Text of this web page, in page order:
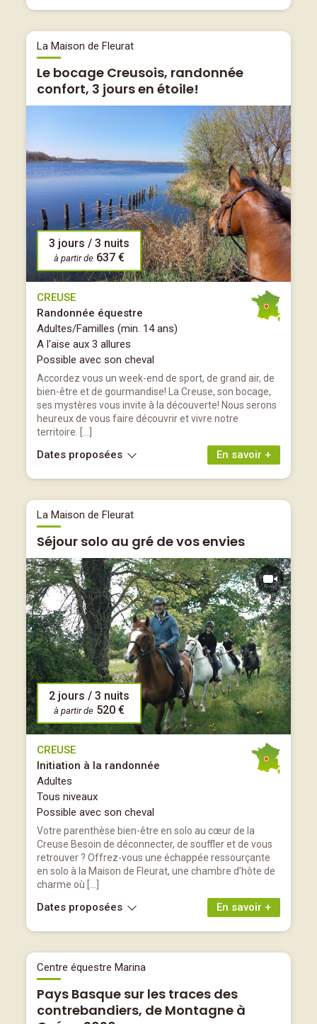
La Maison de Fleurat
Le bocage Creusois, randonnée
confort, 3 jours en étoile!
3 jours / 3 nuits
à partir de 637 €
CREUSE
Randonnée équestre
Adultes/Familles (min. 14 ans)
A l'aise aux 3 allures
Possible avec son cheval
Accordez vous un week-end de sport, de grand air, de
bien-être et de gourmandise! La Creuse, son bocage,
ses mystères vous invite à la découverte! Nous serons
heureux de vous faire découvrir et vivre notre
territoire. […]
En savoir +
Dates proposées
La Maison de Fleurat
Séjour solo au gré de vos envies
2 jours / 3 nuits
à partir de 520 €
CREUSE
Initiation à la randonnée
Adultes
Tous niveaux
Possible avec son cheval
Votre parenthèse bien-être en solo au cœur de la
Creuse Besoin de déconnecter, de souffler et de vous
retrouver ? Offrez-vous une échappée ressourçante
en solo à la Maison de Fleurat, une chambre d’hôte de
charme où […]
En savoir +
Dates proposées
Centre équestre Marina
Pays Basque sur les traces des
contrebandiers, de Montagne à